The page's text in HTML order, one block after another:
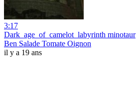
3:17
Dark_age_of_camelot_labyrinth minotaur
Ben Salade Tomate Oignon
il y a 19 ans